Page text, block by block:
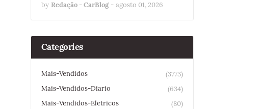
by Redação - CarBlog - agosto 01, 2026
Categories
Mais-Vendidos
(3773)
Mais-Vendidos-Diario
(634)
Mais-Vendidos-Eletricos
(80)